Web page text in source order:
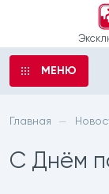
МЕНЮ
Главная —
С Днём